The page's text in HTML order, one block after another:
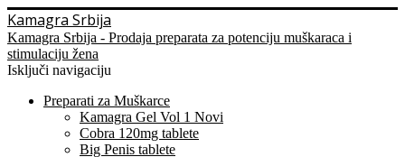
Kamagra Srbija
Kamagra Srbija - Prodaja preparata za potenciju muškaraca i
stimulaciju žena
Isključi navigaciju
Preparati za Muškarce
Kamagra Gel Vol 1 Novi
Cobra 120mg tablete
Big Penis tablete